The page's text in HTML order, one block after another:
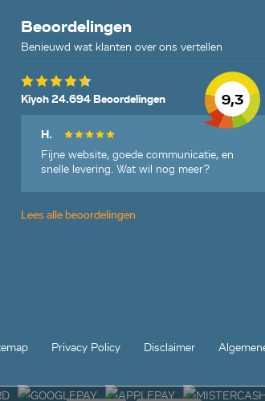
Beoordelingen
Benieuwd wat klanten over ons vertellen
9,3
Kiyoh 24.694 Beoordelingen
H.
Fijne website, goede communicatie, en
snelle levering. Wat wil nog meer?
Lees alle beoordelingen
Privacy Policy Disclaimer